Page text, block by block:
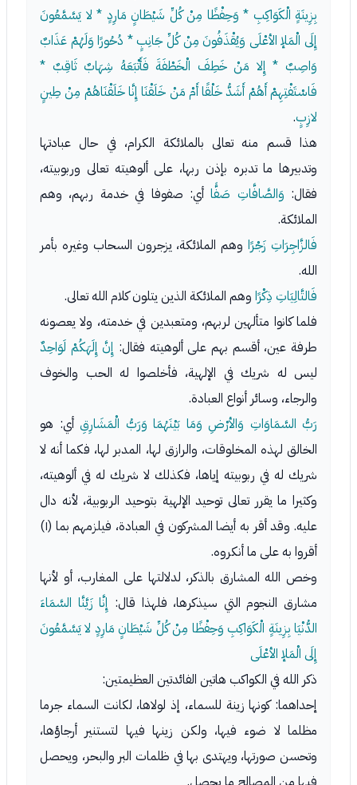
بِزِينَةٍ الْكَوَاكِبِ * وَحِفْظًا مِنْ كُلِّ شَيْطَانٍ مَارِدٍ * لا يَسَّمَّعُونَ
إِلَى الْمَلإ الأعْلَى وَيُقْذَفُونَ مِنْ كُلِّ جَانِبٍ * دُحُورًا وَلَهُمْ عَذَابٌ
وَاصِبٌ * إِلا مَنْ خَطِفَ الْخَطْفَةَ فَأَتْبَعَهُ شِهَابٌ ثَاقِبٌ *
فَاسْتَفْتِهِمْ أَهُمْ أَشَدُّ خَلْقًا أَمْ مَنْ خَلَقْنَا إِنَّا خَلَقْنَاهُمْ مِنْ طِينٍ
لازِبٍ.
هذا قسم منه تعالى بالملائكة الكرام، في حال عبادتها
وتدبيرها ما تدبره بإذن ربها، على ألوهيته تعالى وربوبيته،
فقال: وَالصَّافَّاتِ صَفًّاأي: صفوفا في خدمة ربهم، وهم
الملائكة.
فَالزَّاجِرَاتِ زَجْرًاوهم الملائكة، يزجرون السحاب وغيره بأمر
الله.
فَالتَّالِيَاتِ ذِكْرًا وهم الملائكة الذين يتلون كلام الله تعالى.
فلما كانوا متألهين لربهم، ومتعبدين في خدمته، ولا يعصونه
طرفة عين، أقسم بهم على ألوهيته فقال: إِنَّ إِلَهَكُمْ لَوَاحِدٌ
ليس له شريك في الإلهية، فأخلصوا له الحب والخوف
والرجاء، وسائر أنواع العبادة.
رَبُّ السَّمَاوَاتِ وَالأرْضِ وَمَا بَيْنَهُمَا وَرَبُّ الْمَشَارِقِ أي: هو
الخالق لهذه المخلوقات، والرازق لها، المدبر لها، فكما أنه لا
شريك له في ربوبيته إياها، فكذلك لا شريك له في ألوهيته،
وكثيرا ما يقرر تعالى توحيد الإلهية بتوحيد الربوبية، لأنه دال
عليه. وقد أقر به أيضا المشركون في العبادة، فيلزمهم بما (١)
أقروا به على ما أنكروه.
وخص الله المشارق بالذكر، لدلالتها على المغارب، أو لأنها
مشارق النجوم التي سيذكرها، فلهذا قال: إِنَّا زَيَّنَّا السَّمَاءَ
الدُّنْيَا بِزِينَةٍ الْكَوَاكِبِ وَحِفْظًا مِنْ كُلِّ شَيْطَانٍ مَارِدٍ لا يَسَّمَّعُونَ
إِلَى الْمَلإ الأعْلَى
ذكر الله في الكواكب هاتين الفائدتين العظيمتين:
إحداهما: كونها زينة للسماء، إذ لولاها، لكانت السماء جرما
مظلما لا ضوء فيها، ولكن زينها فيها لتستنير أرجاؤها،
وتحسن صورتها، ويهتدى بها في ظلمات البر والبحر، ويحصل